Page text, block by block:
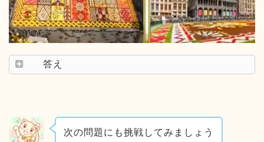
答え
次の問題にも挑戦してみましょう